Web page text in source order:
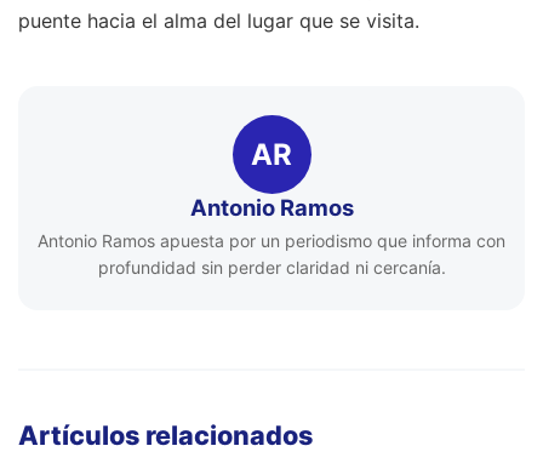
puente hacia el alma del lugar que se visita.
AR
Antonio Ramos
Antonio Ramos apuesta por un periodismo que informa con
profundidad sin perder claridad ni cercanía.
Artículos relacionados